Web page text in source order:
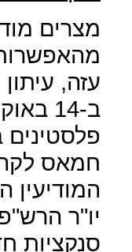
מצרים
עזה,
ב-14
חמאס
המודיעין
יו"ר
סנקציות